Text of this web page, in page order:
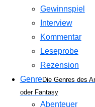
Gewinnspiel
Interview
Kommentar
Leseprobe
Rezension
GenreDie Genres des
oder Fantasy
Abenteuer